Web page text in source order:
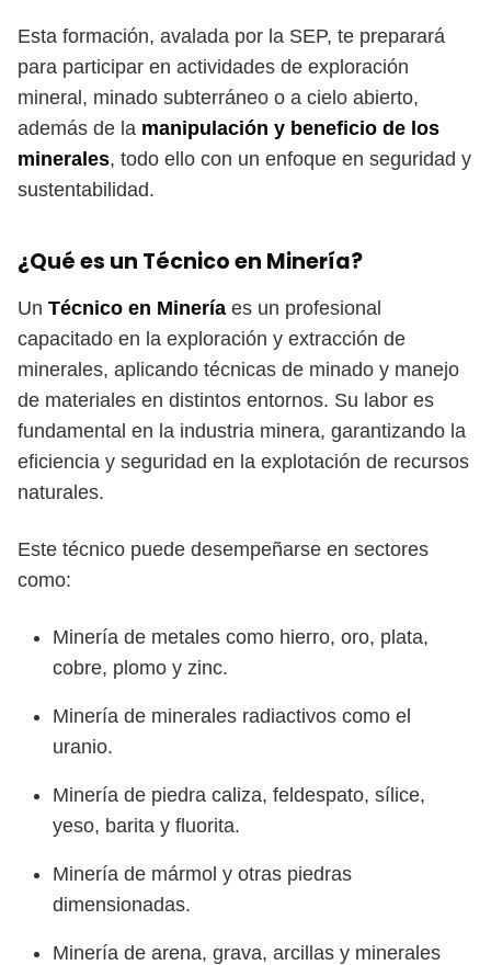
Esta formación, avalada por la SEP, te preparará
para participar en actividades de exploración
mineral, minado subterráneo o a cielo abierto,
además de la manipulación y beneficio de los
minerales, todo ello con un enfoque en seguridad y
sustentabilidad.
¿Qué es un Técnico en Minería?
Un Técnico en Minería es un profesional
capacitado en la exploración y extracción de
minerales, aplicando técnicas de minado y manejo
de materiales en distintos entornos. Su labor es
fundamental en la industria minera, garantizando la
eficiencia y seguridad en la explotación de recursos
naturales.
Este técnico puede desempeñarse en sectores
como:
Minería de metales como hierro, oro, plata,
cobre, plomo y zinc.
Minería de minerales radiactivos como el
uranio.
Minería de piedra caliza, feldespato, sílice,
yeso, barita y fluorita.
Minería de mármol y otras piedras
dimensionadas.
Minería de arena, grava, arcillas y minerales